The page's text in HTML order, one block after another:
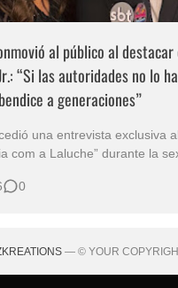
al público al destacar
“Si las autoridades no lo
a generaciones”
una entrevista exclusiva al
com a Laluche” durante la
de Brasil. En medio del
0
— © YOUR